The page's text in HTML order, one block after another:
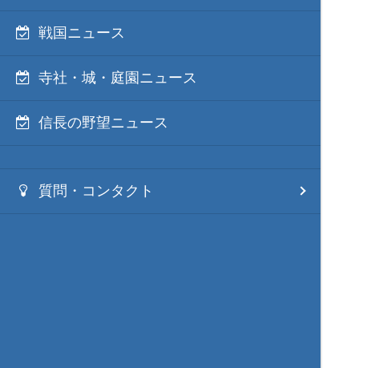
戦国ニュース
寺社・城・庭園ニュース
信長の野望ニュース
質問・コンタクト